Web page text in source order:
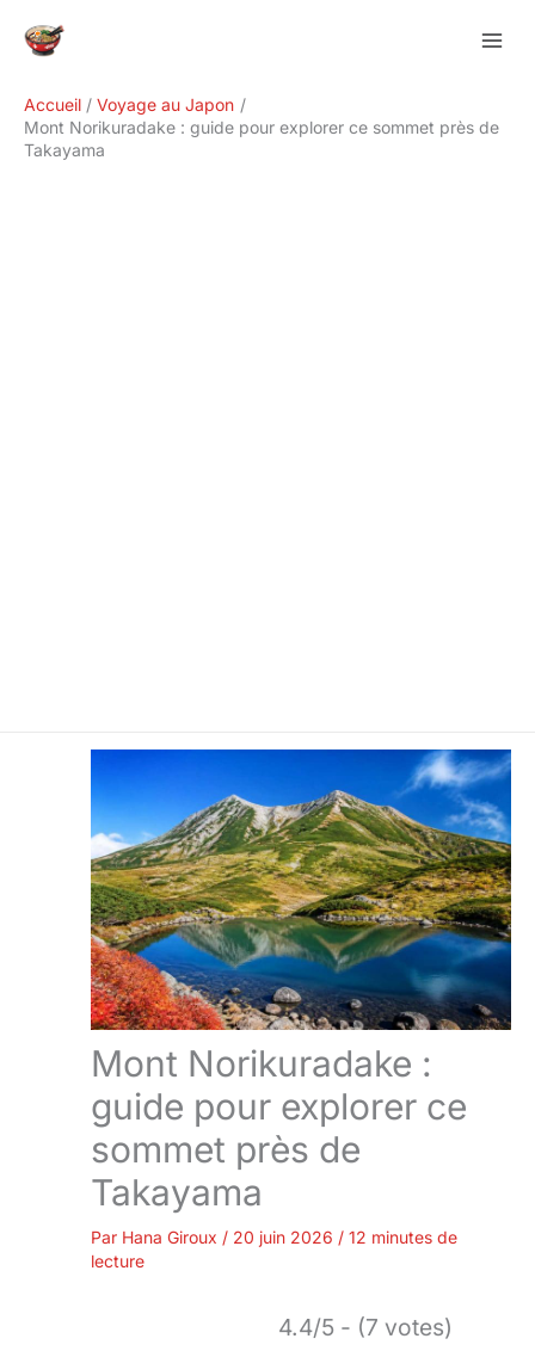
Accueil
Voyage au Japon
Mont Norikuradake : guide pour explorer ce sommet près de
Takayama
Mont Norikuradake :
guide pour explorer ce
sommet près de
Takayama
Par Hana Giroux / 20 juin 2026 / 12 minutes de
lecture
4.4/5 - (7 votes)